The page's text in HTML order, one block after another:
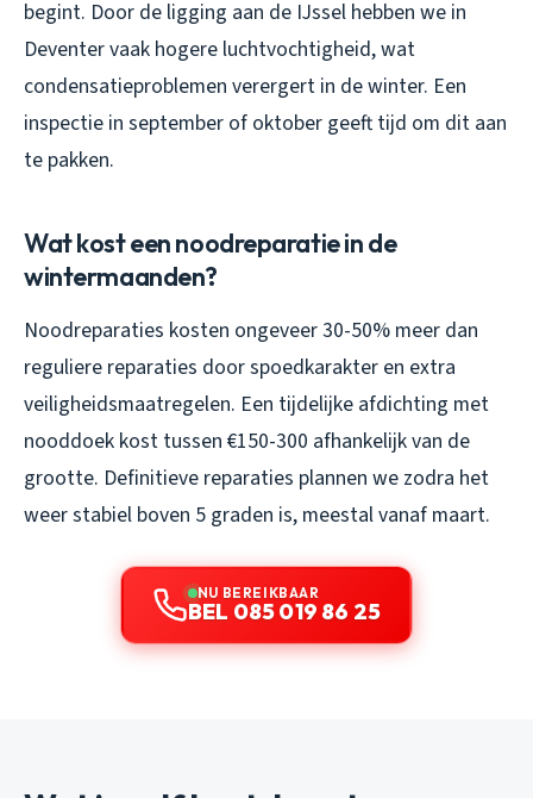
begint. Door de ligging aan de IJssel hebben we in
Deventer vaak hogere luchtvochtigheid, wat
condensatieproblemen verergert in de winter. Een
inspectie in september of oktober geeft tijd om dit aan
te pakken.
Wat kost een noodreparatie in de
wintermaanden?
Noodreparaties kosten ongeveer 30-50% meer dan
reguliere reparaties door spoedkarakter en extra
veiligheidsmaatregelen. Een tijdelijke afdichting met
nooddoek kost tussen €150-300 afhankelijk van de
grootte. Definitieve reparaties plannen we zodra het
weer stabiel boven 5 graden is, meestal vanaf maart.
NU BEREIKBAAR
BEL 085 019 86 25